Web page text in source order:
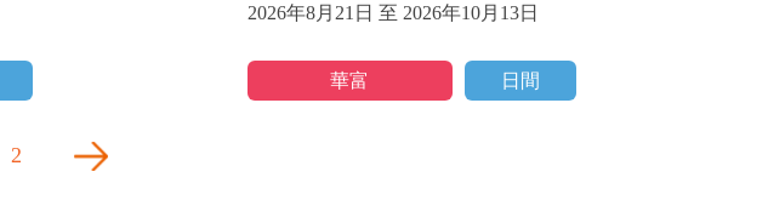
2026年8月21日 至 2026年10月13日
華富 日間
2